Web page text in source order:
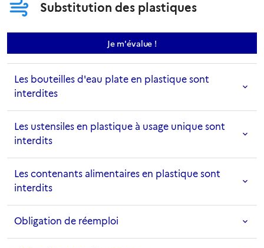
Substitution des plastiques
Je m'évalue sur la mesure Interdiction
!
Les bouteilles d'eau plate en plastique sont
interdites
Les ustensiles en plastique à usage unique sont
interdits
Les contenants alimentaires en plastique sont
interdits
Obligation de réemploi